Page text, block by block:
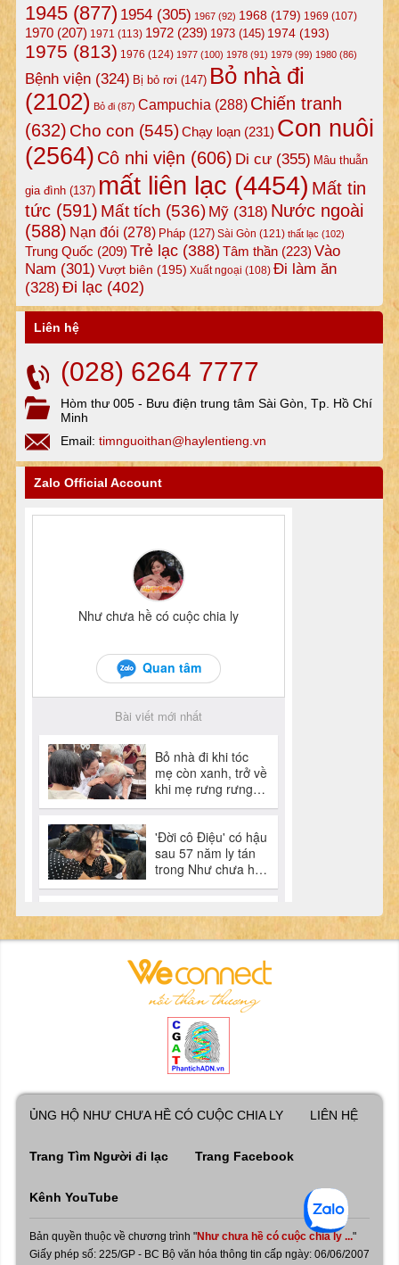
1945(877) 1954(305) 1967(92) 1968(179) 1969 (107)
1970(207) 1971 (113) 1972(239) 1973(145) 1974(193)
1975 (813) 1976 (124) 1977(100) 1978(91) 1979(99) 1980(86)
Bệnh viện(324) Bị bỏ rơi (147) Bỏ nhà đi
(2102) Bỏ đi(87) Campuchia (288) Chiến tranh
(632) Cho con (545)Chạy loạn(231) Con nuôi
(2564) Cô nhi viện (606) Di cư(355) Mâu thuẫn
gia đình(137) mất liên lạc (4454) Mất tin
tức(591) Mất tích (536) Mỹ(318) Nước ngoài
(588) Nạn đói (278) Pháp(127) Sài Gòn (121) thất lạc (102)
Trung Quốc (209) Trẻ lạc(388) Tâm thần(223) Vào
Nam (301) Vượt biên (195) Xuất ngoại (108) Đi làm ăn
(328) Đi lạc(402)
Liên hệ
(028) 6264 7777
Hòm thư 005 - Bưu điện trung tâm Sài Gòn, Tp. Hồ Chí
Minh
Email: timnguoithan@haylentieng.vn
Zalo Official Account
ỦNG HỘ NHƯ CHƯA HỀ CÓ CUỘC CHIA LY LIÊN HỆ
Trang Tìm Người đi lạc Trang Facebook
Kênh YouTube
Bản quyền thuộc về chương trình "Như chưa hề có cuộc chia ly ..."
Giấy phép số: 225/GP - BC Bộ văn hóa thông tin cấp ngày: 06/06/2007